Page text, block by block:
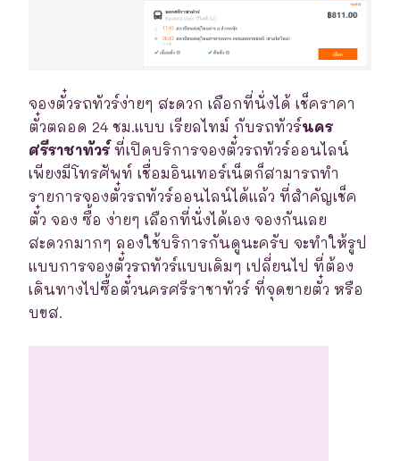
จองตั๋วรถทัวร์ง่ายๆ สะดวก เลือกที่นั่งได้ เช็คราคา
ตั๋วตลอด 24 ชม.แบบ เรียลไทม์ กับรถทัวร์นคร
ศรีราชาทัวร์ ที่เปิดบริการจองตั๋วรถทัวร์ออนไลน์
เพียงมีโทรศัพท์ เชื่อมอินเทอร์เน็ตก็สามารถทำ
รายการจองตั๋วรถทัวร์ออนไลน์ได้แล้ว ที่สำคัญเช็ค
ตั๋ว จอง ซื้อ ง่ายๆ เลือกที่นั่งได้เอง จองกันเลย
สะดวกมากๆ ลองใช้บริการกันดูนะครับ จะทำให้รูป
แบบการจองตั๋วรถทัวร์แบบเดิมๆ เปลี่ยนไป ที่ต้อง
เดินทางไปซื้อตั๋วนครศรีราชาทัวร์ ที่จุดขายตั๋ว หรือ
บขส.